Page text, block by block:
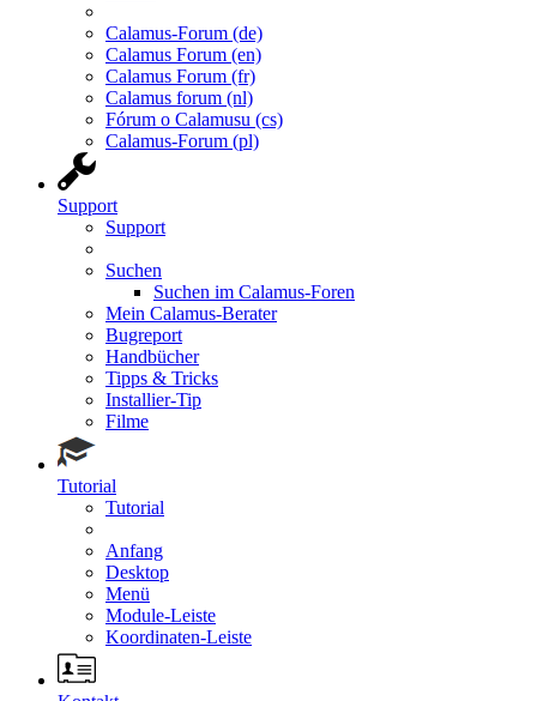
Calamus-Forum (de)
Calamus Forum (en)
Calamus Forum (fr)
Calamus forum (nl)
Fórum o Calamusu (cs)
Calamus-Forum (pl)
Support
Support
Suchen
Suchen im Calamus-Foren
Mein Calamus-Berater
Bugreport
Handbücher
Tipps & Tricks
Installier-Tip
Filme
Tutorial
Tutorial
Anfang
Desktop
Menü
Module-Leiste
Koordinaten-Leiste